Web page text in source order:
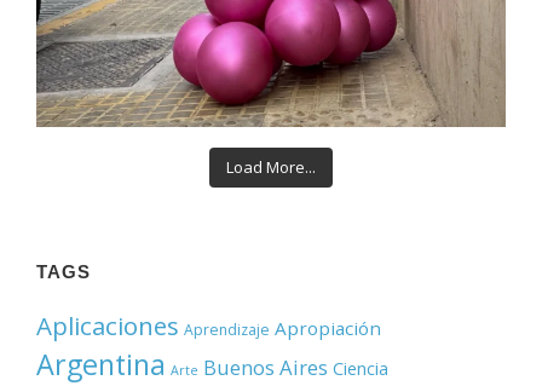
Load More...
TAGS
Aplicaciones Aprendizaje Apropiación
Argentina Arte Buenos Aires Ciencia